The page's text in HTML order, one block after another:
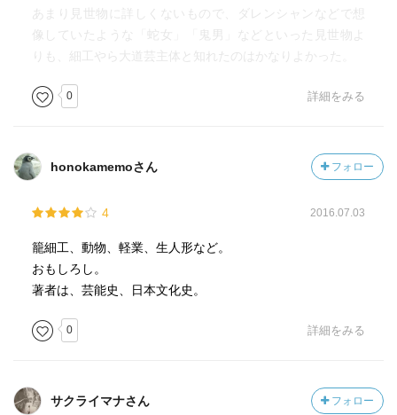
あまり見世物に詳しくないもので、ダレンシャンなどで想
像していたような「蛇女」「鬼男」などといった見世物よ
りも、細工やら大道芸主体と知れたのはかなりよかった。
0 詳細をみる
honokamemoさん フォロー
4 2016.07.03
籠細工、動物、軽業、生人形など。
おもしろし。
著者は、芸能史、日本文化史。
0 詳細をみる
サクライマナさん フォロー